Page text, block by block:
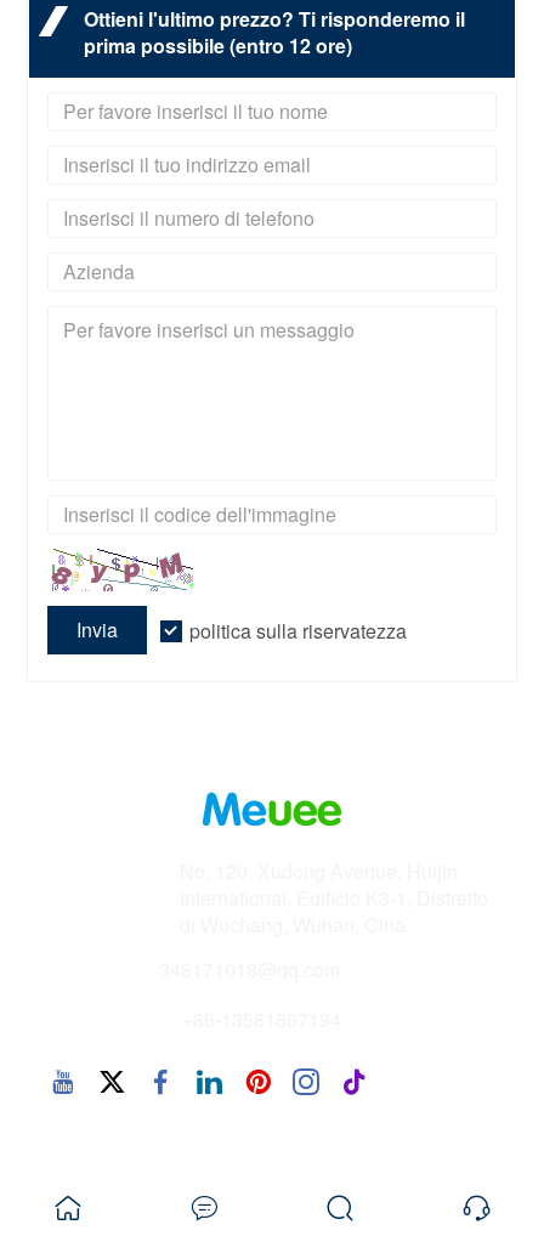
Ottieni l'ultimo prezzo? Ti risponderemo il
prima possibile (entro 12 ore)
Invia politica sulla riservatezza
YiCheng Technology Co., Ltd